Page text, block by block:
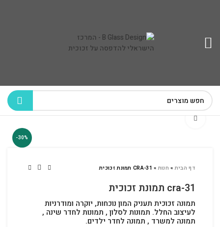
-30%
לחץ להגדלה
דף הבית» חנות» CRA-31 תמונת זכוכית
cra-31 תמונת זכוכית
תמונה זכוכית תעניק המון נוכחות, יוקרה ומודרניות
לעיצוב החלל. תמונות לסלון , תמונות לחדר שינה ,
תמונה למשרד , תמונה לחדר ילדים.